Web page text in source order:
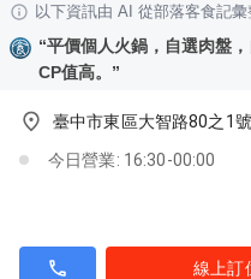
以下資訊由 AI 從部落客食記彙
“平價個人火鍋，自選肉盤
CP值高。 ”
臺中市東區大智路80之1號
今日營業: 16:30-00:00
線上訂